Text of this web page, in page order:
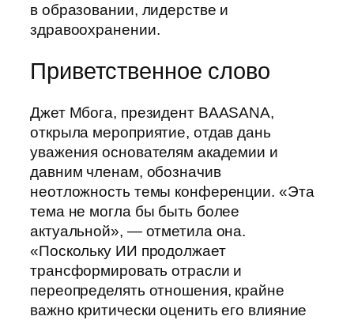
в образовании, лидерстве и
здравоохранении.
Приветственное слово
Джет Мбога, президент BAASANA,
открыла мероприятие, отдав дань
уважения основателям академии и
давним членам, обозначив
неотложность темы конференции. «Эта
тема не могла бы быть более
актуальной», — отметила она.
«Поскольку ИИ продолжает
трансформировать отрасли и
переопределять отношения, крайне
важно критически оценить его влияние